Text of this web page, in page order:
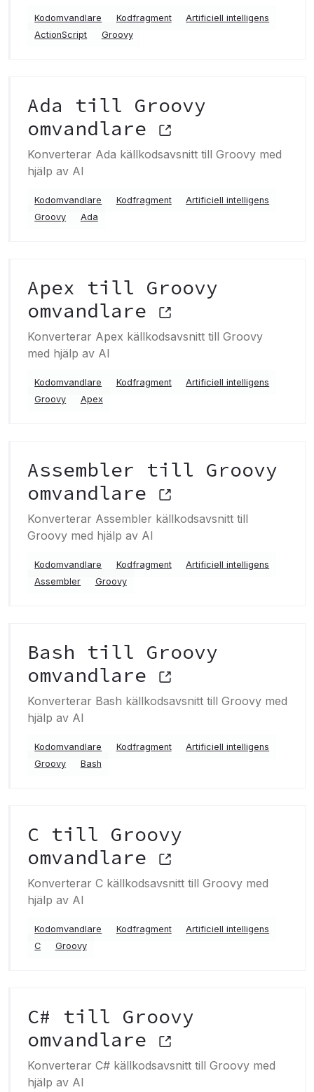
Kodomvandlare Kodfragment
Artificiell intelligens
ActionScript
Groovy
Ada till Groovy
omvandlare
Konverterar Ada källkodsavsnitt till Groovy med
hjälp av AI
Kodomvandlare Kodfragment
Artificiell intelligens
Groovy
Ada
Apex till Groovy
omvandlare
Konverterar Apex källkodsavsnitt till Groovy
med hjälp av AI
Kodomvandlare Kodfragment
Artificiell intelligens
Groovy
Apex
Assembler till Groovy
omvandlare
Konverterar Assembler källkodsavsnitt till
Groovy med hjälp av AI
Kodomvandlare Kodfragment
Artificiell intelligens
Assembler
Groovy
Bash till Groovy
omvandlare
Konverterar Bash källkodsavsnitt till Groovy med
hjälp av AI
Kodomvandlare Kodfragment
Artificiell intelligens
Groovy
Bash
C till Groovy
omvandlare
Konverterar C källkodsavsnitt till Groovy med
hjälp av AI
Kodomvandlare Kodfragment
Artificiell intelligens
C
Groovy
C# till Groovy
omvandlare
Konverterar C# källkodsavsnitt till Groovy med
hjälp av AI